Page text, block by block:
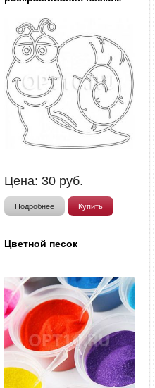
Цена: 30 руб.
Подробнее Купить
Цветной песок